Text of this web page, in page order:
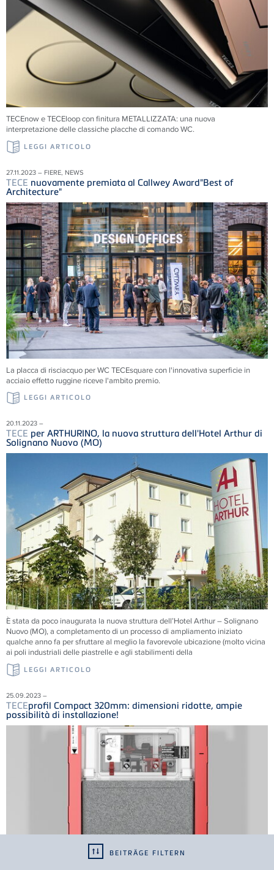
BEITRÄGE FILTERN
TECEnow e TECEloop con finitura METALLIZZATA: una nuova
interpretazione delle classiche placche di comando WC.
LEGGI ARTICOLO
27.11.2023 – FIERE, NEWS
TECE nuovamente premiata al Callwey Award"Best of
Architecture"
La placca di risciacquo per WC TECEsquare con l'innovativa superficie in
acciaio effetto ruggine riceve l'ambito premio.
LEGGI ARTICOLO
20.11.2023 –
TECE per ARTHURINO, la nuova struttura dell'Hotel Arthur di
Solignano Nuovo (MO)
È stata da poco inaugurata la nuova struttura dell’Hotel Arthur – Solignano
Nuovo (MO), a completamento di un processo di ampliamento iniziato
qualche anno fa per sfruttare al meglio la favorevole ubicazione (molto vicina
ai poli industriali delle piastrelle e agli stabilimenti della
LEGGI ARTICOLO
25.09.2023 –
TECEprofil Compact 320mm: dimensioni ridotte, ampie
possibilità di installazione!